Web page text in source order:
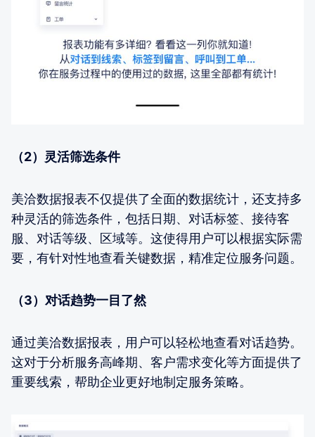
（2）灵活筛选条件
美洽数据报表不仅提供了全面的数据统计，还支持多
种灵活的筛选条件，包括日期、对话标签、接待客
服、对话等级、区域等。这使得用户可以根据实际需
要，有针对性地查看关键数据，精准定位服务问题。
（3）对话趋势一目了然
通过美洽数据报表，用户可以轻松地查看对话趋势。
这对于分析服务高峰期、客户需求变化等方面提供了
重要线索，帮助企业更好地制定服务策略。